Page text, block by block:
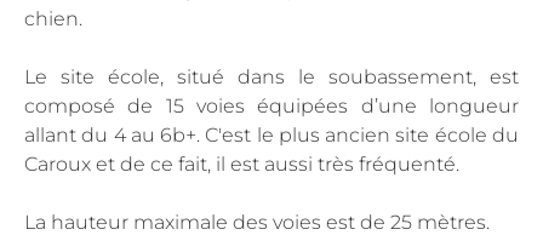
chien.
Le site école, situé dans le soubassement, est
composé de 15 voies équipées d’une longueur
allant du 4 au 6b+. C'est le plus ancien site école du
Caroux et de ce fait, il est aussi très fréquenté.
La hauteur maximale des voies est de 25 mètres.